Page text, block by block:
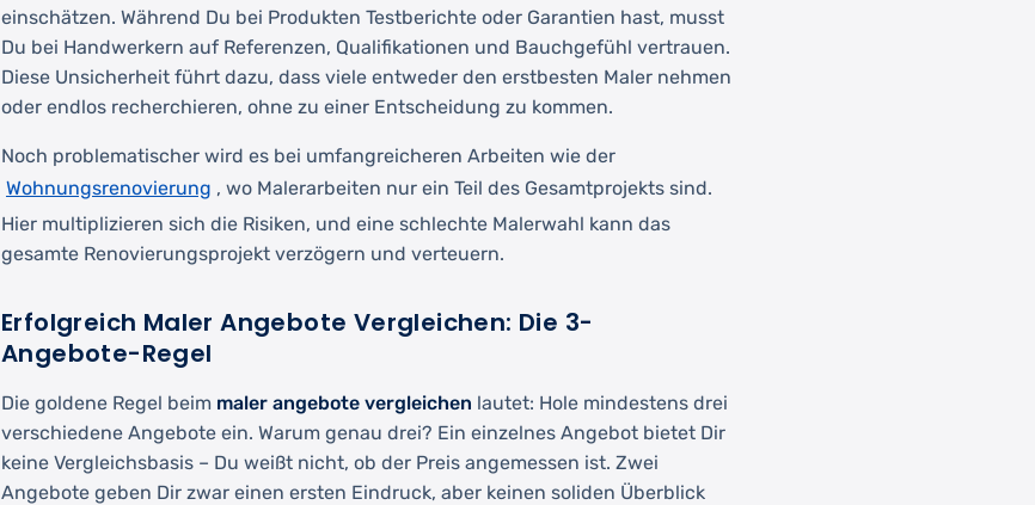
einschätzen. Während Du bei Produkten Testberichte oder Garantien hast, musst
Du bei Handwerkern auf Referenzen, Qualifikationen und Bauchgefühl vertrauen.
Diese Unsicherheit führt dazu, dass viele entweder den erstbesten Maler nehmen
oder endlos recherchieren, ohne zu einer Entscheidung zu kommen.
Noch problematischer wird es bei umfangreicheren Arbeiten wie der
Wohnungsrenovierung , wo Malerarbeiten nur ein Teil des Gesamtprojekts sind.
Hier multiplizieren sich die Risiken, und eine schlechte Malerwahl kann das
gesamte Renovierungsprojekt verzögern und verteuern.
Erfolgreich Maler Angebote Vergleichen: Die 3-
Angebote-Regel
Die goldene Regel beim maler angebote vergleichen lautet: Hole mindestens drei
verschiedene Angebote ein. Warum genau drei? Ein einzelnes Angebot bietet Dir
keine Vergleichsbasis – Du weißt nicht, ob der Preis angemessen ist. Zwei
Angebote geben Dir zwar einen ersten Eindruck, aber keinen soliden Überblick